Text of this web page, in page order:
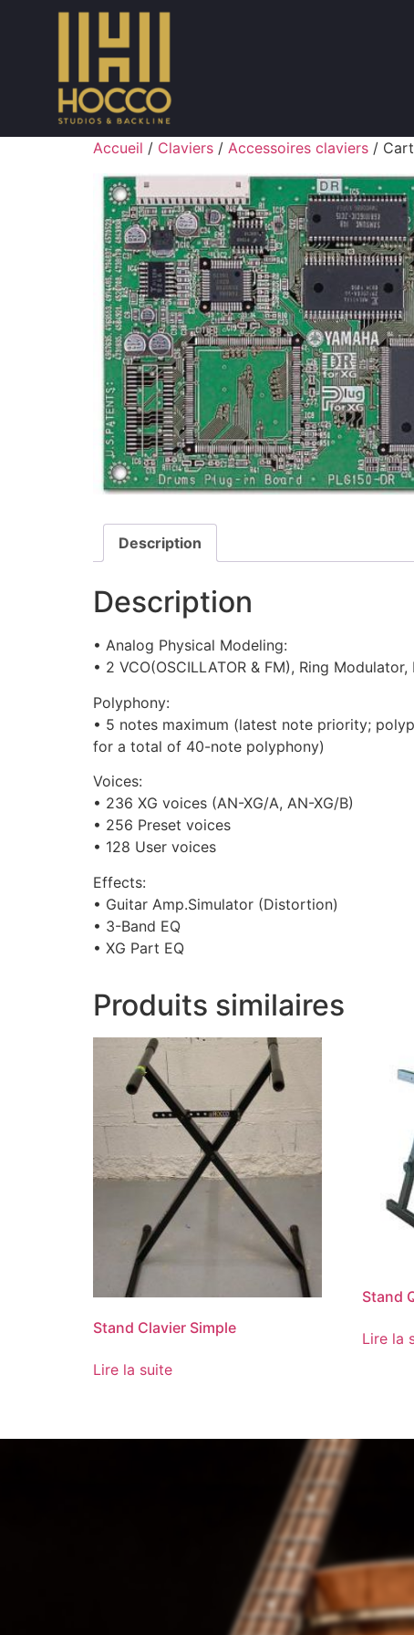
Accueil / Claviers / Accessoires claviers /
Description
Description
• Analog Physical Modeling:
• 2 VCO(OSCILLATOR & FM), Ring
Polyphony:
• 5 notes maximum (latest note priority;
for a total of 40-note polyphony)
Voices:
• 236 XG voices (AN-XG/A, AN-XG/B)
• 256 Preset voices
• 128 User voices
Effects:
• Guitar Amp.Simulator (Distortion)
• 3-Band EQ
• XG Part EQ
Produits similaires
Stand Clavier Simple
Lire la suite
Stand
Lire la